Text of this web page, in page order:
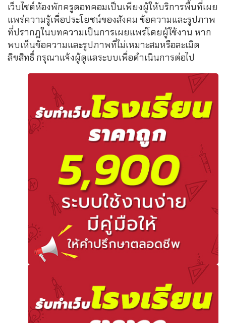
เว็บไซต์ห้องพักครูดอทคอมเป็นเพียงผู้ให้บริการพื้นที่เผย
แพร่ความรู้เพื่อประโยชน์ของสังคม ข้อความและรูปภาพ
ที่ปรากฏในบทความเป็นการเผยแพร่โดยผู้ใช้งาน หาก
พบเห็นข้อความและรูปภาพที่ไม่เหมาะสมหรือละเมิด
ลิขสิทธิ์ กรุณาแจ้งผู้ดูแลระบบเพื่อดำเนินการต่อไป